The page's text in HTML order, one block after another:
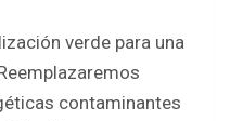
verde para una
contaminantes